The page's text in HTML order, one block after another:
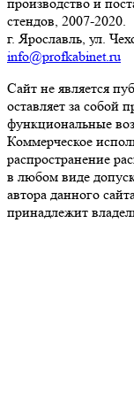
стендов, 2007-2020.
г. Ярославль, ул.
info@profkabinet.ru
Сайт не является
оставляет за собой
функциональные
Коммерческое
распространение
в любом виде
автора данного
принадлежит